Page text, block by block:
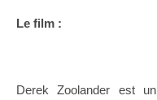
Le film :
Derek Zoolander est